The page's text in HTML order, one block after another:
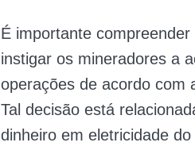
É importante
instigar os mineradores a
operações de acordo com
Tal decisão está
dinheiro em eletricidade